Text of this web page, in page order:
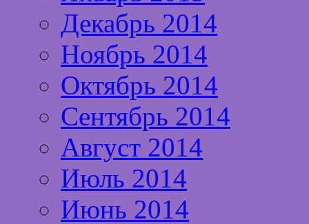
Декабрь 2014
Ноябрь 2014
Октябрь 2014
Сентябрь 2014
Август 2014
Июль 2014
Июнь 2014